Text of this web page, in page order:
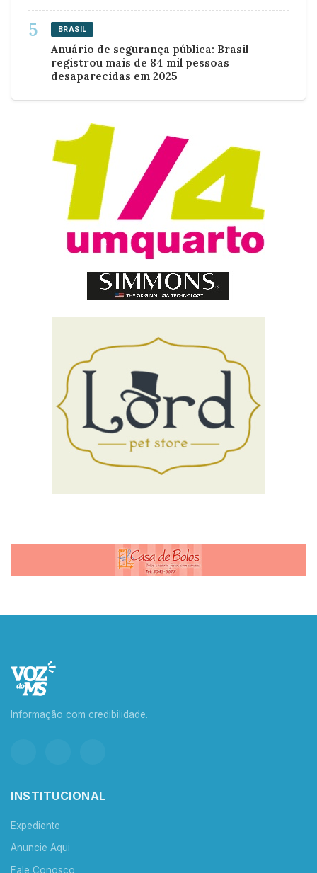
BRASIL
Anuário de segurança pública: Brasil
registrou mais de 84 mil pessoas
desaparecidas em 2025
Informação com credibilidade.
INSTITUCIONAL
Expediente
Anuncie Aqui
Fale Conosco